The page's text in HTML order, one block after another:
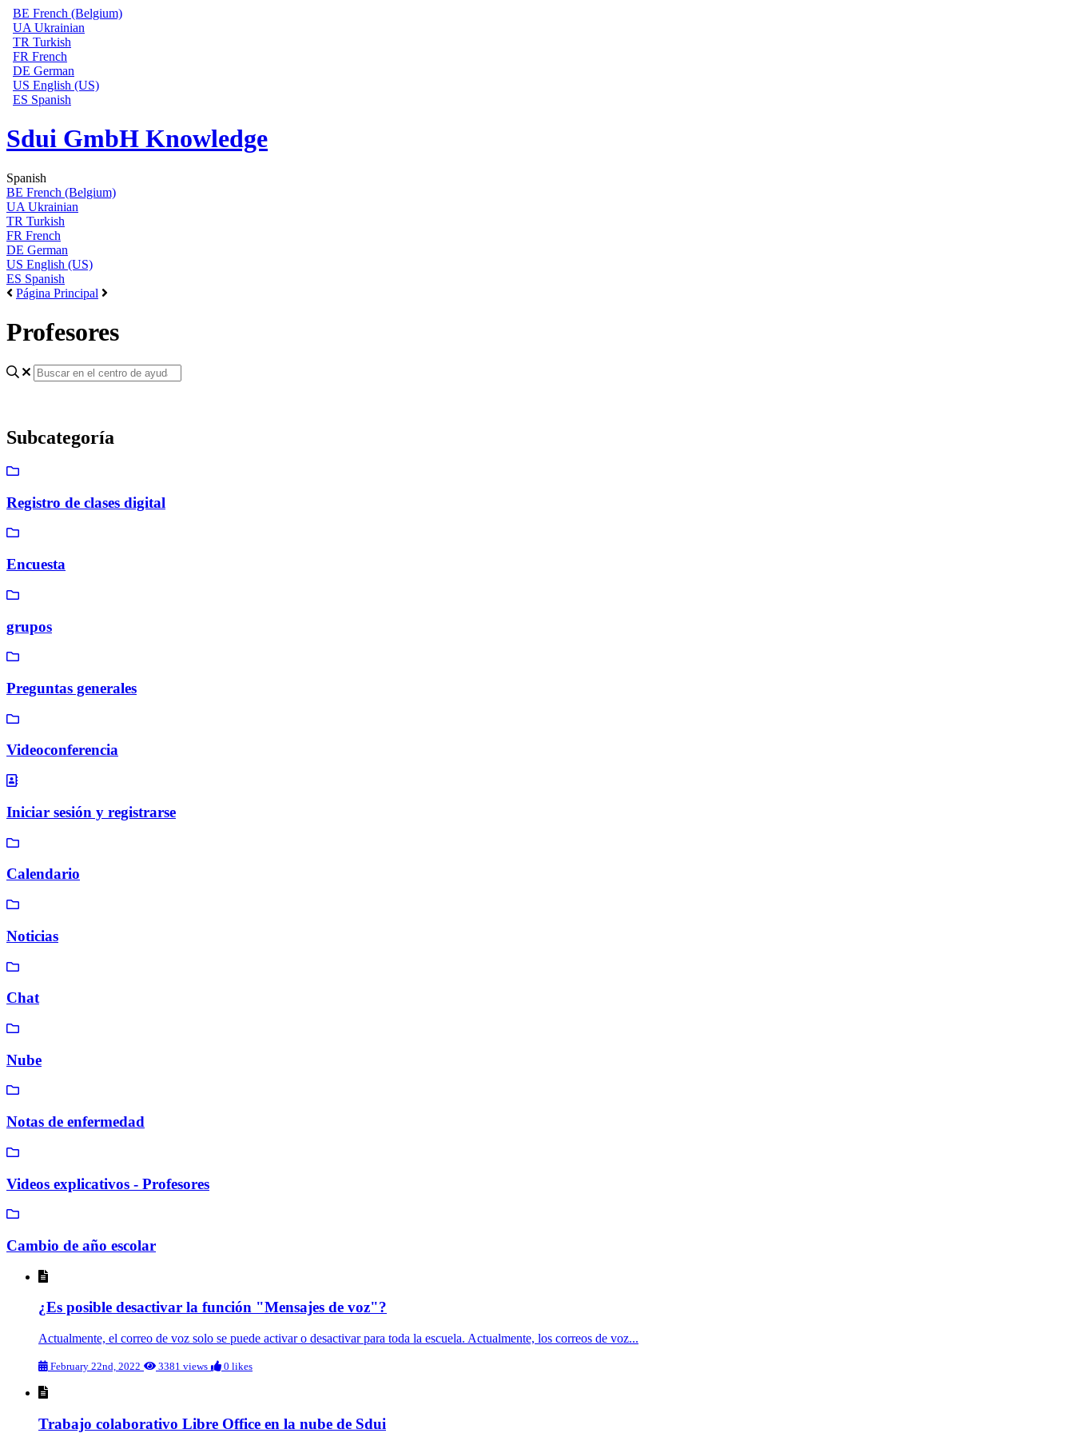
BE French (Belgium)
UA Ukrainian
TR Turkish
FR French
DE German
US English (US)
ES Spanish
Sdui GmbH Knowledge
Spanish
BE French (Belgium)
UA Ukrainian
TR Turkish
FR French
DE German
US English (US)
ES Spanish
Página Principal
Profesores
Subcategoría
Registro de clases digital
Encuesta
grupos
Preguntas generales
Videoconferencia
Iniciar sesión y registrarse
Calendario
Noticias
Chat
Nube
Notas de enfermedad
Videos explicativos - Profesores
Cambio de año escolar
¿Es posible desactivar la función "Mensajes de voz"?
Actualmente, el correo de voz solo se puede activar o desactivar para toda la escuela. Actualmente, los correos de voz...
February 22nd, 2022 3381 views 0 likes
Trabajo colaborativo Libre Office en la nube de Sdui